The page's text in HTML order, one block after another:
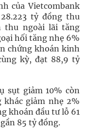
của Vietcombank
tỷ đồng thu
thu ngoài lãi tăng
hối tăng nhẹ 6%
chứng khoán kinh
kỳ, đạt 88,9 tỷ
sụt giảm 10% còn
khác giảm nhẹ 2%
khoán đầu tư lỗ 61
85 tỷ đồng.